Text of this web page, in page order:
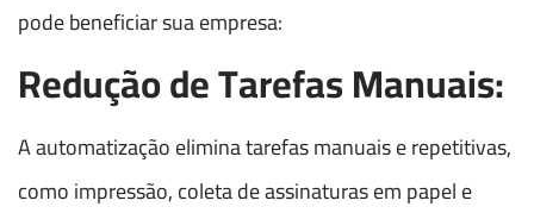
pode beneficiar sua empresa:
Redução de Tarefas Manuais:
A automatização elimina tarefas manuais e repetitivas,
como impressão, coleta de assinaturas em papel e